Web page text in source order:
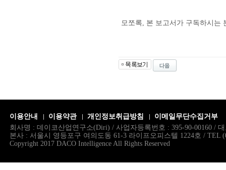
모쪼록, 본 보고서가 구독하시는
이용안내 이용약관 개인정보취급방침
이메일무단수집거부
회사명 : 데이코산업연구소(Diri) / 사업자등록번호 : 395-90-00160 /
본사 : 서울시 영등포구 여의도동 61-3 라이프오피스텔 1224호 / TEL
Copyright 2017 DACO Intelligence All Rights Reserved